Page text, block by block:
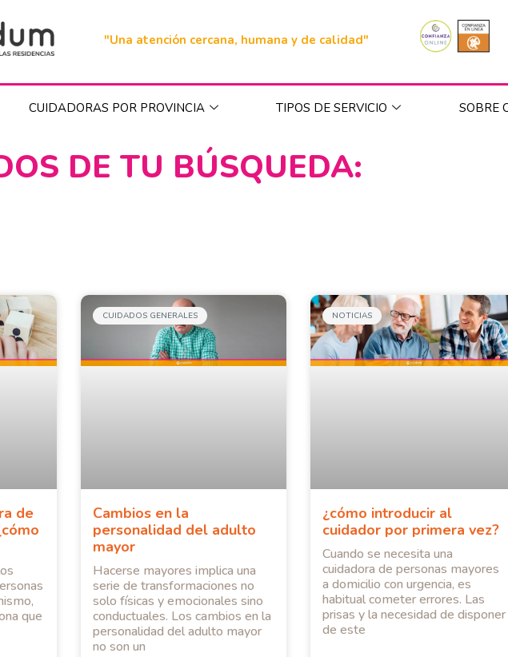
"Una atención cercana, humana y de calidad"
CUIDADORAS POR PROVINCIA TIPOS DE SERVICIO SOBRE
DE TU BÚSQUEDA:
de
que
CUIDADOS GENERALES
Cambios en la
personalidad del adulto
mayor
Hacerse mayores implica una
serie de transformaciones no
solo físicas y emocionales sino
conductuales. Los cambios en la
personalidad del adulto mayor
no son un
NOTICIAS
¿cómo introducir al
cuidador por primera vez?
Cuando se necesita una
cuidadora de personas mayores
a domicilio con urgencia, es
habitual cometer errores. Las
prisas y la necesidad de disponer
de este